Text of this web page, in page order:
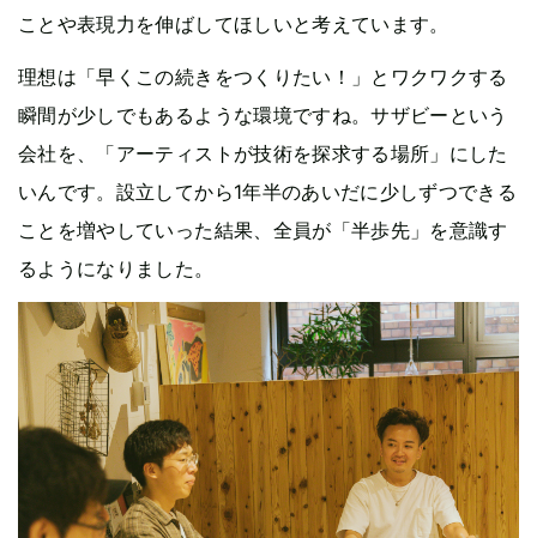
ことや表現力を伸ばしてほしいと考えています。
理想は「早くこの続きをつくりたい！」とワクワクする
瞬間が少しでもあるような環境ですね。サザビーという
会社を、「アーティストが技術を探求する場所」にした
いんです。設立してから1年半のあいだに少しずつできる
ことを増やしていった結果、全員が「半歩先」を意識す
るようになりました。